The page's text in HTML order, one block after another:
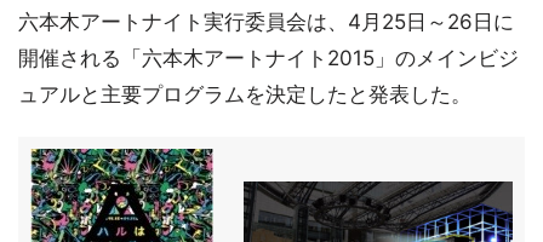
六本木アートナイト実行委員会は、4月25日～26日に
開催される「六本木アートナイト2015」のメインビジ
ュアルと主要プログラムを決定したと発表した。